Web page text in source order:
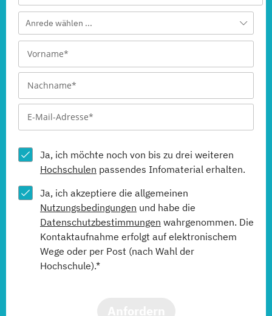
Anrede wählen ...
Ja, ich möchte noch von bis zu drei weiteren
Hochschulen passendes Infomaterial erhalten.
Ja, ich akzeptiere die allgemeinen
Nutzungsbedingungen und habe die
Datenschutzbestimmungen wahrgenommen. Die
Kontaktaufnahme erfolgt auf elektronischem
Wege oder per Post (nach Wahl der
Hochschule).*